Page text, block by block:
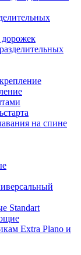
на спине
Standart
Extra Plano и